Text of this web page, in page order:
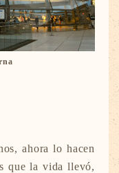
ahora lo hacen
que la vida llevó,